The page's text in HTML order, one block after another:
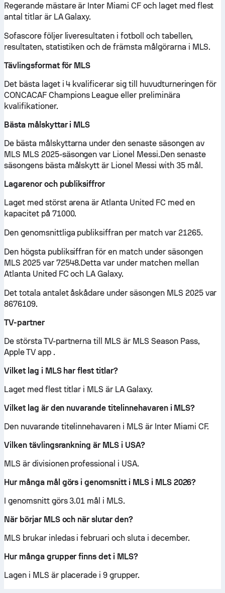
Regerande mästare är Inter Miami CF och laget med flest
antal titlar är LA Galaxy.
Sofascore följer liveresultaten i fotboll och tabellen,
resultaten, statistiken och de främsta målgörarna i MLS.
Tävlingsformat för MLS
Det bästa laget i 4 kvalificerar sig till huvudturneringen för
CONCACAF Champions League eller preliminära
kvalifikationer.
Bästa målskyttar i MLS
De bästa målskyttarna under den senaste säsongen av
MLS MLS 2025-säsongen var Lionel Messi.Den senaste
säsongens bästa målskytt är Lionel Messi with 35 mål.
Lagarenor och publiksiffror
Laget med störst arena är Atlanta United FC med en
kapacitet på 71000.
Den genomsnittliga publiksiffran per match var 21265.
Den högsta publiksiffran för en match under säsongen
MLS 2025 var 72548.Detta var under matchen mellan
Atlanta United FC och LA Galaxy.
Det totala antalet åskådare under säsongen MLS 2025 var
8676109.
TV-partner
De största TV-partnerna till MLS är MLS Season Pass,
Apple TV app .
Vilket lag i MLS har flest titlar?
Laget med flest titlar i MLS är LA Galaxy.
Vilket lag är den nuvarande titelinnehavaren i MLS?
Den nuvarande titelinnehavaren i MLS är Inter Miami CF.
Vilken tävlingsrankning är MLS i USA?
MLS är divisionen professional i USA.
Hur många mål görs i genomsnitt i MLS i MLS 2026?
I genomsnitt görs 3.01 mål i MLS.
När börjar MLS och när slutar den?
MLS brukar inledas i februari och sluta i december.
Hur många grupper finns det i MLS?
Lagen i MLS är placerade i 9 grupper.